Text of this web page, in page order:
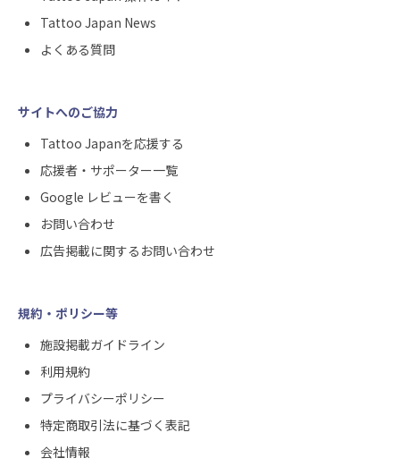
Tattoo Japan News
よくある質問
サイトへのご協力
Tattoo Japanを応援する
応援者・サポーター一覧
Google レビューを書く
お問い合わせ
広告掲載に関するお問い合わせ
規約・ポリシー等
施設掲載ガイドライン
利用規約
プライバシーポリシー
特定商取引法に基づく表記
会社情報